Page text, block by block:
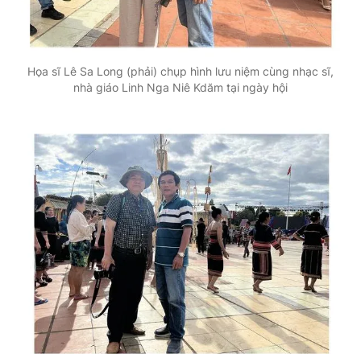
Họa sĩ Lê Sa Long (phải) chụp hình lưu niệm cùng nhạc sĩ,
nhà giáo Linh Nga Niê Kdăm tại ngày hội